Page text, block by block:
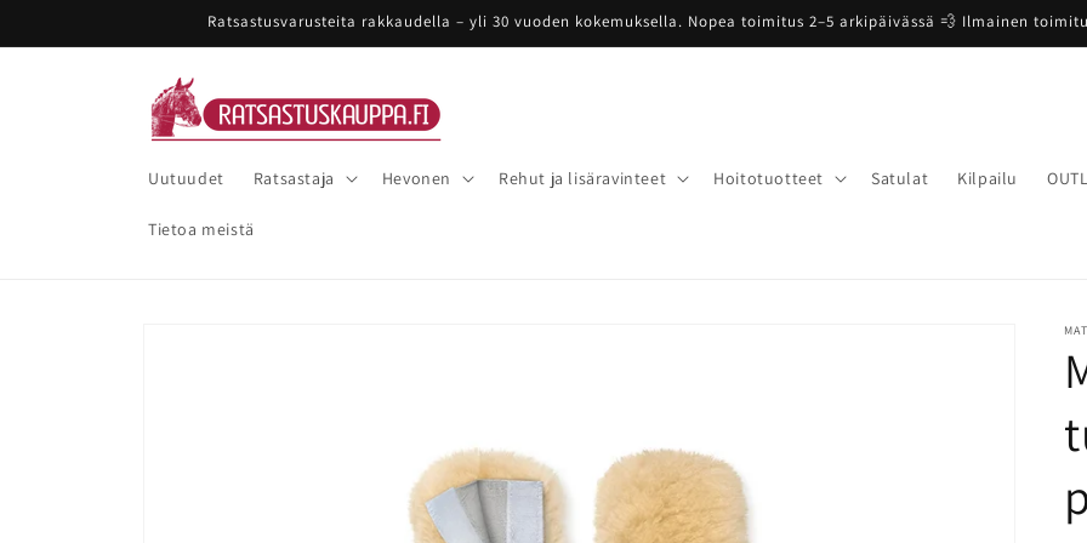
sisältöön
Ratsastusvarusteita rakkaudella – yli 30 vuoden kokemuksella. Nopea toimitus 2–5 arkipäivässä 💨 Ilmainen
Uutuudet Ratsastaja Hevonen Rehut ja lisäravinteet Hoitotuotteet Satulat Kilpailu
Tietoa meistä